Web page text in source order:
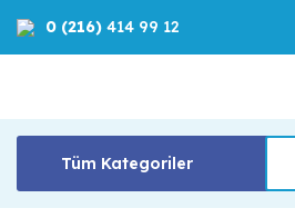
0 (216) 414 99 12
Tüm Kategoriler